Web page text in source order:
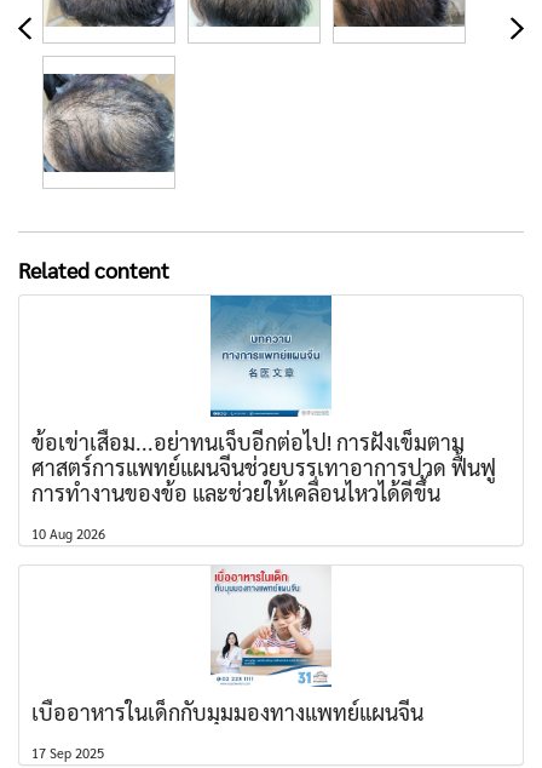
Related content
ข้อเข่าเสื่อม...อย่าทนเจ็บอีกต่อไป! การฝังเข็มตาม
ศาสตร์การแพทย์แผนจีนช่วยบรรเทาอาการปวด ฟื้นฟู
การทำงานของข้อ และช่วยให้เคลื่อนไหวได้ดีขึ้น
10 Aug 2026
เบื่ออาหารในเด็กกับมุมมองทางแพทย์แผนจีน
17 Sep 2025